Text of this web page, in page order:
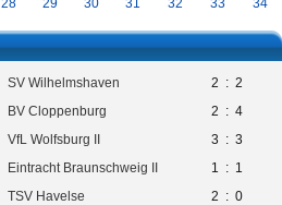
28 29 30 31 32 33 34
SV Wilhelmshaven 2 : 2
BV Cloppenburg 2 : 4
VfL Wolfsburg II 3 : 3
Eintracht Braunschweig II 1 : 1
TSV Havelse 2 : 0